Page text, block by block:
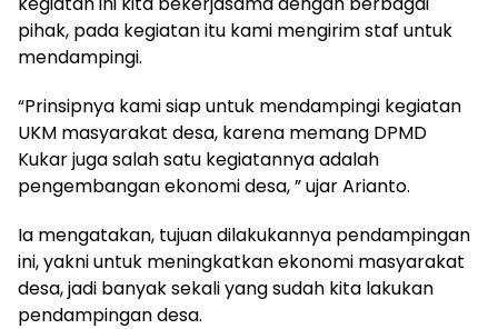
pihak, pada kegiatan itu kami mengirim staf untuk
mendampingi.
“Prinsipnya kami siap untuk mendampingi kegiatan
UKM masyarakat desa, karena memang DPMD
Kukar juga salah satu kegiatannya adalah
pengembangan ekonomi desa, ” ujar Arianto.
Ia mengatakan, tujuan dilakukannya pendampingan
ini, yakni untuk meningkatkan ekonomi masyarakat
desa, jadi banyak sekali yang sudah kita lakukan
pendampingan desa.